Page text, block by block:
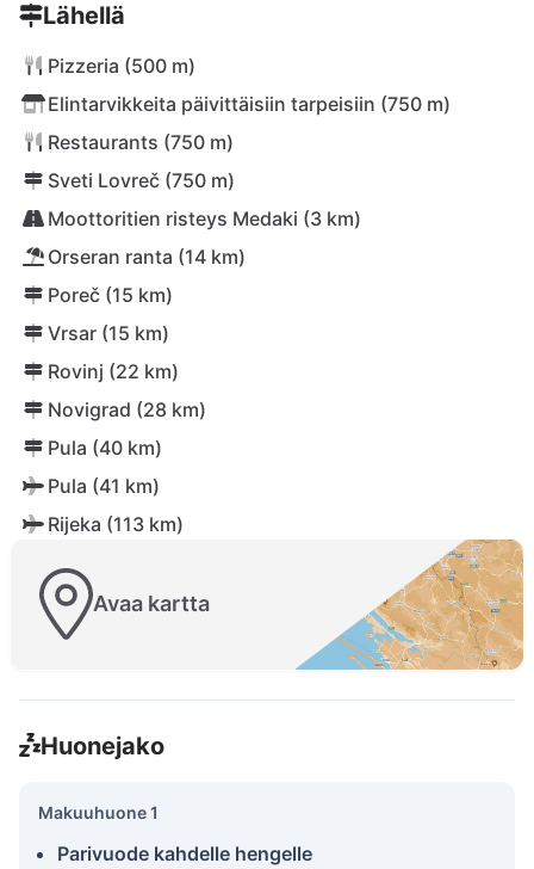
Lähellä
Pizzeria (500 m)
Elintarvikkeita päivittäisiin tarpeisiin (750 m)
Restaurants (750 m)
Sveti Lovreč (750 m)
Moottoritien risteys Medaki (3 km)
Orseran ranta (14 km)
Poreč (15 km)
Vrsar (15 km)
Rovinj (22 km)
Novigrad (28 km)
Pula (40 km)
Pula (41 km)
Rijeka (113 km)
Avaa kartta
Huonejako
Makuuhuone 1
Parivuode kahdelle hengelle